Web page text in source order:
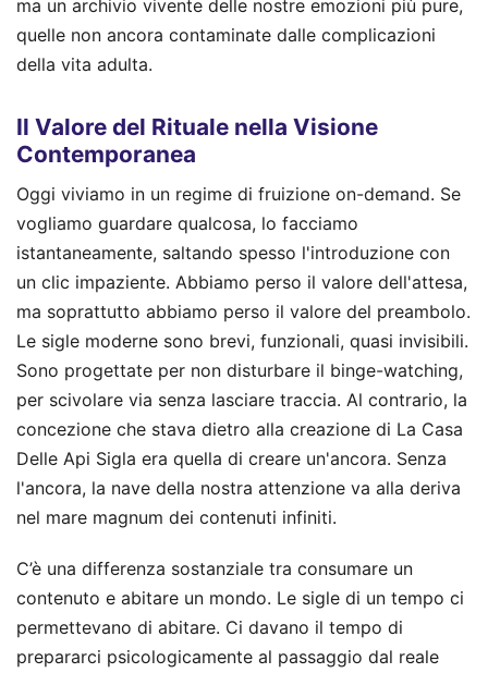
ma un archivio vivente delle nostre emozioni più pure,
quelle non ancora contaminate dalle complicazioni
della vita adulta.
Il Valore del Rituale nella Visione
Contemporanea
Oggi viviamo in un regime di fruizione on-demand. Se
vogliamo guardare qualcosa, lo facciamo
istantaneamente, saltando spesso l'introduzione con
un clic impaziente. Abbiamo perso il valore dell'attesa,
ma soprattutto abbiamo perso il valore del preambolo.
Le sigle moderne sono brevi, funzionali, quasi invisibili.
Sono progettate per non disturbare il binge-watching,
per scivolare via senza lasciare traccia. Al contrario, la
concezione che stava dietro alla creazione di La Casa
Delle Api Sigla era quella di creare un'ancora. Senza
l'ancora, la nave della nostra attenzione va alla deriva
nel mare magnum dei contenuti infiniti.
C’è una differenza sostanziale tra consumare un
contenuto e abitare un mondo. Le sigle di un tempo ci
permettevano di abitare. Ci davano il tempo di
prepararci psicologicamente al passaggio dal reale